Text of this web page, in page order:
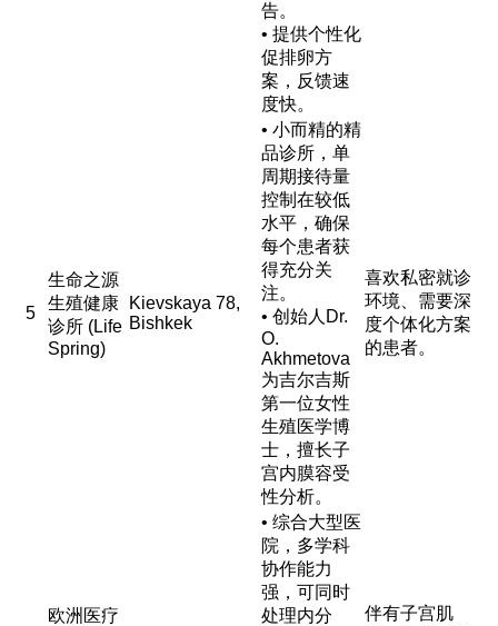
告。
• 提供个性化
促排卵方
案，反馈速
度快。
5
生命之源
生殖健康
诊所 (Life
Spring)
Kievskaya 78,
Bishkek
• 小而精的精
品诊所，单
周期接待量
控制在较低
水平，确保
每个患者获
得充分关
注。
• 创始人Dr.
O.
Akhmetova
为吉尔吉斯
第一位女性
生殖医学博
士，擅长子
宫内膜容受
性分析。
喜欢私密就诊
环境、需要深
度个体化方案
的患者。
欧洲医疗
• 综合大型医
院，多学科
协作能力
强，可同时
处理内分
伴有子宫肌